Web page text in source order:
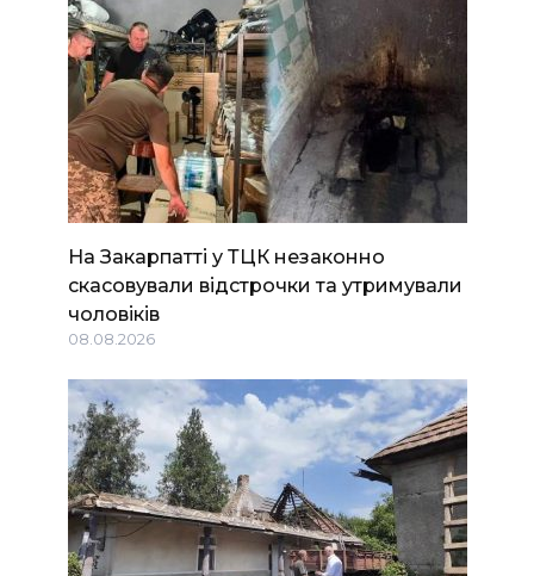
На Закарпатті у ТЦК незаконно
скасовували відстрочки та утримували
чоловіків
08.08.2026